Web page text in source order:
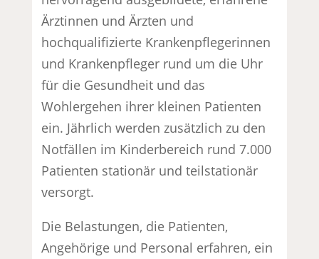
Ärztinnen und Ärzten und
hochqualifizierte Krankenpflegerinnen
und Krankenpfleger rund um die Uhr
für die Gesundheit und das
Wohlergehen ihrer kleinen Patienten
ein. Jährlich werden zusätzlich zu den
Notfällen im Kinderbereich rund 7.000
Patienten stationär und teilstationär
versorgt.
Die Belastungen, die Patienten,
Angehörige und Personal erfahren, ein